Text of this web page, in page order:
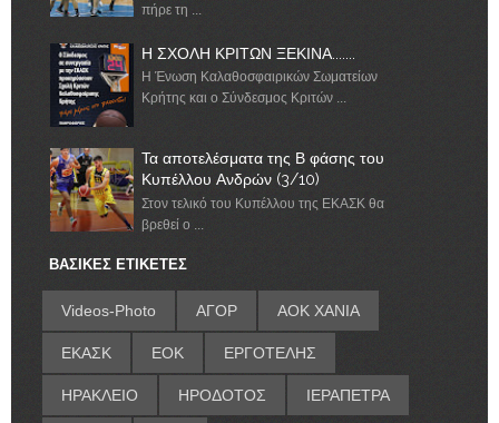
πήρε τη ...
Η ΣΧΟΛΗ ΚΡΙΤΩΝ ΞΕΚΙΝΑ.......
Η Ένωση Καλαθοσφαιρικών Σωματείων
Κρήτης και ο Σύνδεσμος Κριτών ...
Τα αποτελέσματα της Β φάσης του
Κυπέλλου Ανδρών (3/10)
Στον τελικό του Κυπέλλου της ΕΚΑΣΚ θα
βρεθεί ο ...
ΒΑΣΙΚΕΣ ΕΤΙΚΕΤΕΣ
Videos-Photo ΑΓΟΡ ΑΟΚ ΧΑΝΙΑ
ΕΚΑΣΚ ΕΟΚ ΕΡΓΟΤΕΛΗΣ
ΗΡΑΚΛΕΙΟ ΗΡΟΔΟΤΟΣ ΙΕΡΑΠΕΤΡΑ